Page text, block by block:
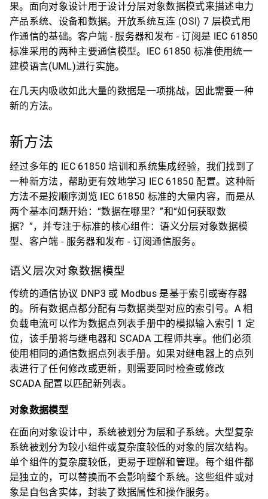
果。面向对象设计用于设计分层对象数据模式来描述电力
产品系统、设备和数据。开放系统互连 (OSI) 7 层模式用
作通信的基础。客户端 - 服务器和发布 - 订阅是 IEC 61850
标准采用的两种主要通信模型。IEC 61850 标准使用统一
建模语言(UML)进行实施。
在几天内吸收如此大量的数据是一项挑战，因此需要一种
新的方法。
新方法
经过多年的 IEC 61850 培训和系统集成经验，我们找到了
一种新方法，帮助更有效地学习 IEC 61850 配置。这种新
方法不是按顺序浏览 IEC 61850 标准的大量内容，而是从
两个基本问题开始：“数据在哪里？”和“如何获取数
据？”，并专注于标准的核心组件：语义分层对象数据模
型、客户端 - 服务器和发布 - 订阅通信服务。
语义层次对象数据模型
传统的通信协议 DNP3 或 Modbus 是基于索引或寄存器
的。所有数据点都分配有与数据类型对应的索引号。A 相
负载电流可以作为数据点列表手册中的模拟输入索引 1 定
位，该手册将与继电器和 SCADA 工程师共享。他们必须
使用相同的通信数据点列表手册。如果对继电器上的点列
表进行了任何修改或更新，则需要同时检查或修改
SCADA 配置以匹配新列表。
对象数据模型
在面向对象设计中，系统被划分为层和子系统。大型复杂
系统被划分为较小组件或复杂度较低的对象的层次结构。
单个组件的复杂度较低，更易于理解和管理。每个组件都
是独立的，可以替换而不会影响整个系统。这些组件或对
象是自包含实体，封装了数据属性和操作服务。